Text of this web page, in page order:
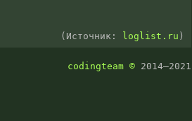
(Источник:
loglist.ru )
codingteam©2014–2021